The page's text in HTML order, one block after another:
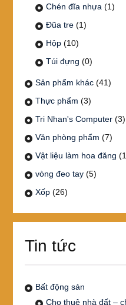
Chén đĩa nhựa (1)
Đũa tre (1)
Hộp (10)
Túi đựng (0)
Sản phẩm khác (41)
Thực phẩm (3)
Tri Nhan's Computer (3)
Văn phòng phẩm (7)
Vật liệu làm hoa đăng
vòng đeo tay (5)
Xốp (26)
Tin tức
Bất động sản
Cho thuê nhà đất –